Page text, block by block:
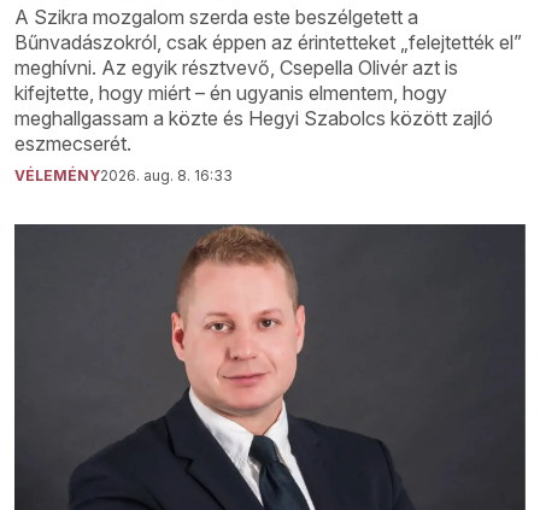
A Szikra mozgalom szerda este beszélgetett a
Bűnvadászokról, csak éppen az érintetteket „felejtették el”
meghívni. Az egyik résztvevő, Csepella Olivér azt is
kifejtette, hogy miért – én ugyanis elmentem, hogy
meghallgassam a közte és Hegyi Szabolcs között zajló
eszmecserét.
VÉLEMÉNY2026. aug. 8. 16:33